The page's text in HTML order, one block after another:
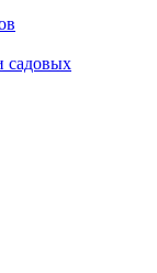
садовых